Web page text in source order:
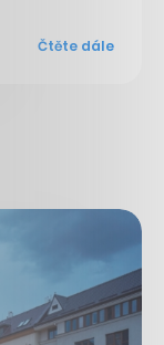
Čtěte dále